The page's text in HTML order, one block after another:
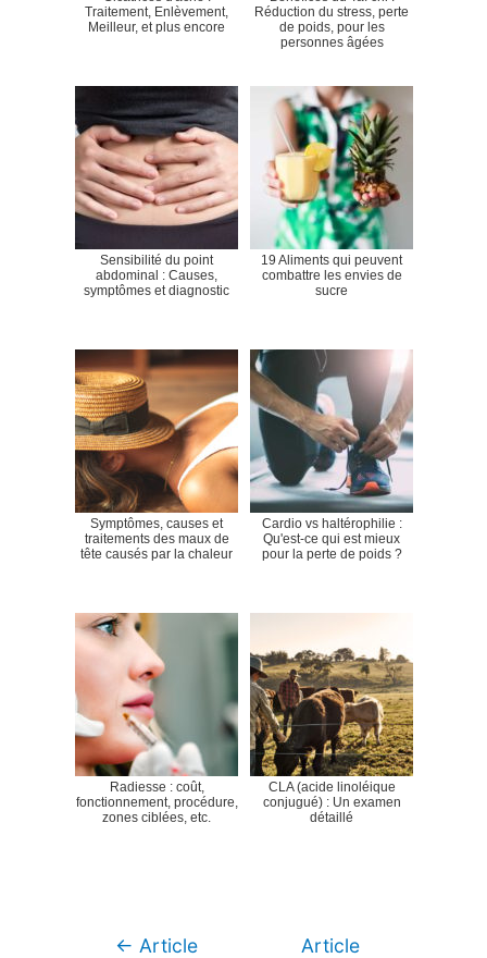
Traitement, Enlèvement,
Meilleur, et plus encore
Réduction du stress, perte
de poids, pour les
personnes âgées
Sensibilité du point
abdominal : Causes,
symptômes et diagnostic
19 Aliments qui peuvent
combattre les envies de
sucre
Symptômes, causes et
traitements des maux de
tête causés par la chaleur
Cardio vs haltérophilie :
Qu'est-ce qui est mieux
pour la perte de poids ?
Radiesse : coût,
fonctionnement, procédure,
zones ciblées, etc.
CLA (acide linoléique
conjugué) : Un examen
détaillé
Navigation
← Article
Article